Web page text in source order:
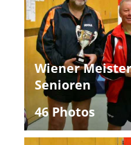
Wiener
Senioren
46 Photos